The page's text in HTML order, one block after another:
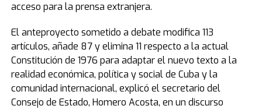
acceso para la prensa extranjera.
El anteproyecto sometido a debate modifica 113
artículos, añade 87 y elimina 11 respecto a la actual
Constitución de 1976 para adaptar el nuevo texto a la
realidad económica, política y social de Cuba y la
comunidad internacional, explicó el secretario del
Consejo de Estado, Homero Acosta, en un discurso